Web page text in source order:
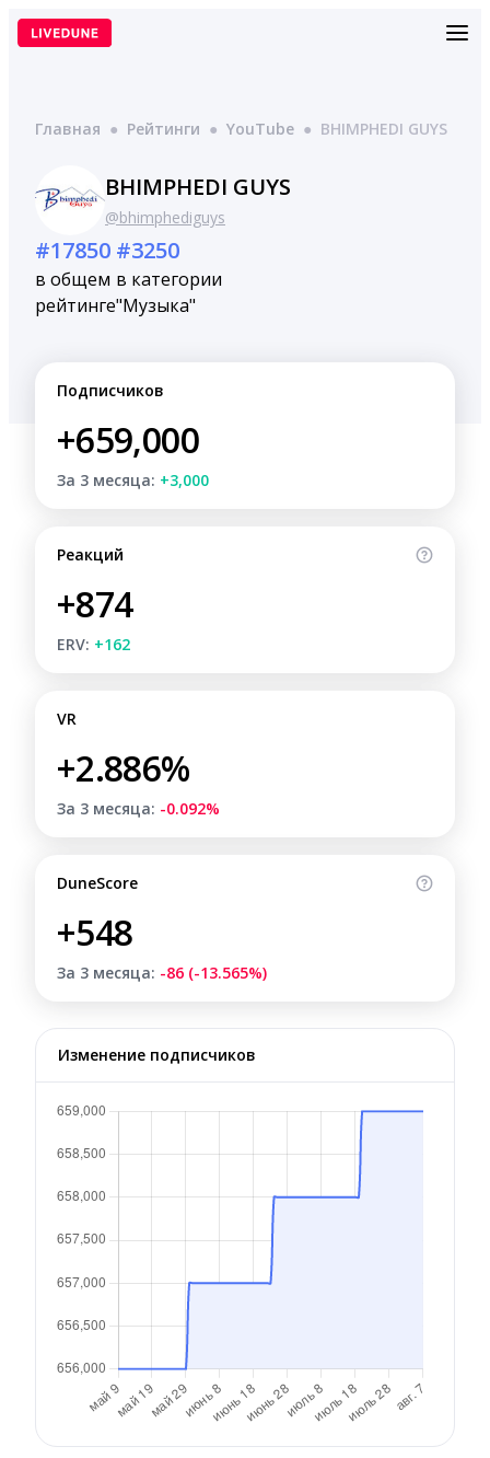
Перейти
Главная ● Рейтинги ● YouTube ● BHIMPHEDI GUYS
BHIMPHEDI GUYS
@bhimphediguys
#17850
в общем
рейтинге
#3250
в категории
"Музыка"
Подписчиков
+659,000
За 3 месяца: +3,000
Реакций
+874
ERV: +162
VR
+2.886%
За 3 месяца: -0.092%
DuneScore
+548
За 3 месяца: -86 (-13.565%)
Изменение подписчиков